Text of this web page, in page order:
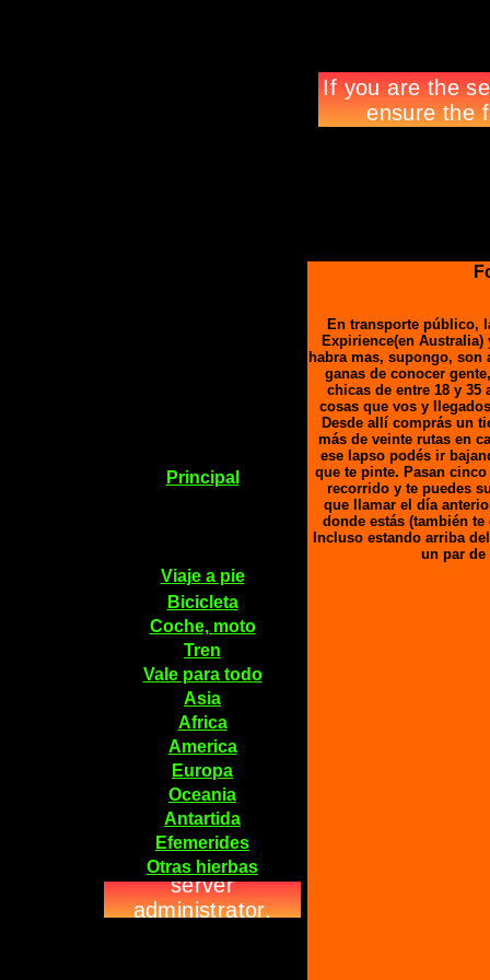
Principal
Viaje a pie
Bicicleta
Coche, moto
Tren
Vale para todo
Asia
Africa
America
Europa
Oceania
Antartida
Efemerides
Otras hierbas
En transporte público,
Expirience(en Australia)
habra mas, supongo, son
ganas de conocer
chicas de entre 18 y 35
cosas que vos y
Desde allí comprás un
más de veinte rutas en
ese lapso podés ir
que te pinte. Pasan
recorrido y te puedes
que llamar el día
donde estás (también
Incluso estando arriba
un par de